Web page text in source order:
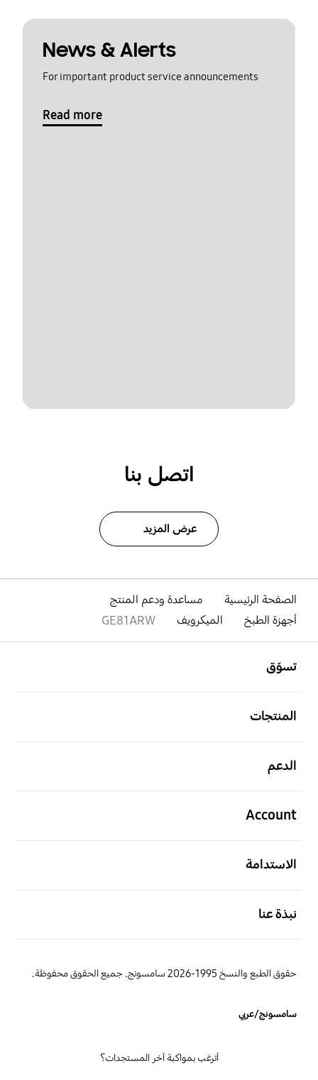
News & Alerts
For important product service announcements
Read more
اتصل بنا
عرض المزيد
الصفحة الرئيسية
مساعدة ودعم المنتج
أجهزة الطبخ
الميكرويف GE81ARW
تسوّق
المنتجات
الدعم
Account
الاستدامة
نبذة عنا
حقوق الطبع والنسخ 1995-2026 سامسونج. جميع الحقوق محفوظة.
سامسونج/عربي
أترغب بمواكبة آخر المستجدات؟